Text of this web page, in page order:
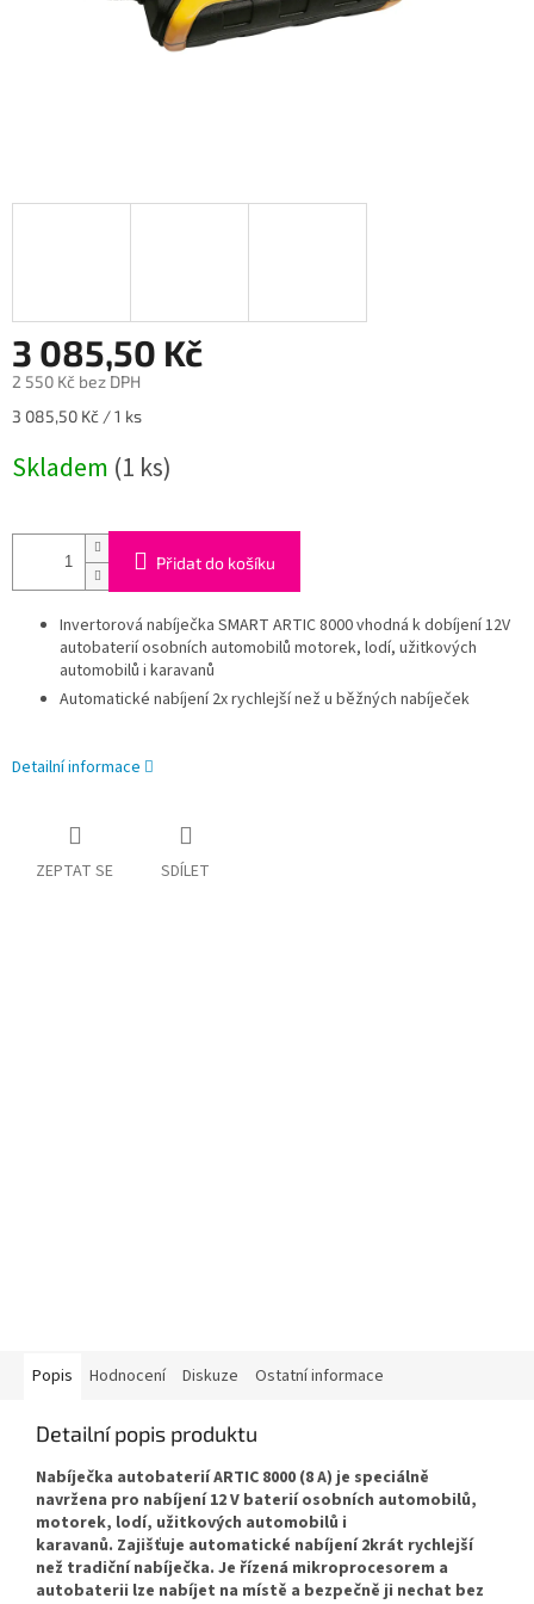
3 085,50 Kč
2 550 Kč bez DPH
Měrná
3 085,50 Kč / 1 ks
Skladem (1 ks)
Přidat do košíku
Invertorová nabíječka SMART ARTIC 8000 vhodná k dobíjení 12V
autobaterií osobních automobilů motorek, lodí, užitkových
automobilů i karavanů
Automatické nabíjení 2x rychlejší než u běžných nabíječek
Detailní informace
ZEPTAT SE SDÍLET
Popis Hodnocení Diskuze Ostatní informace
Detailní popis produktu
Nabíječka autobaterií ARTIC 8000 (8 A) je speciálně
navržena pro nabíjení 12 V baterií osobních automobilů,
motorek, lodí, užitkových automobilů i
karavanů. Zajišťuje automatické nabíjení 2krát rychlejší
než tradiční nabíječka. Je řízená mikroprocesorem a
autobaterii lze nabíjet na místě a bezpečně ji nechat bez